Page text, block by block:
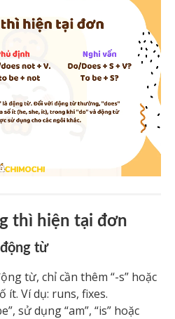
thì hiện tại đơn
từ
từ, chỉ cần thêm “-s” hoặc
ít. Ví dụ: runs, fixes.
sử dụng “am”, “is” hoặc